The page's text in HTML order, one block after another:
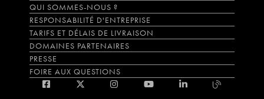
QUI SOMMES-NOUS ?
RESPONSABILITÉ D'ENTREPRISE
TARIFS ET DÉLAIS DE LIVRAISON
DOMAINES PARTENAIRES
PRESSE
FOIRE AUX QUESTIONS